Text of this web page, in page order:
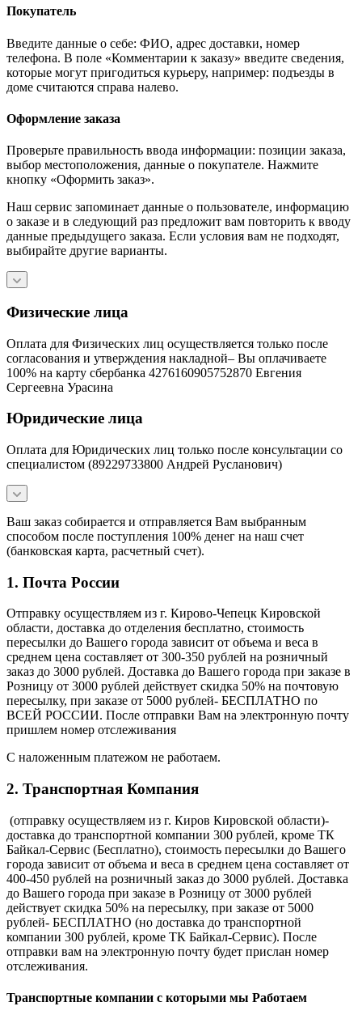
Покупатель
Введите данные о себе: ФИО, адрес доставки, номер
телефона. В поле «Комментарии к заказу» введите сведения,
которые могут пригодиться курьеру, например: подъезды в
доме считаются справа налево.
Оформление заказа
Проверьте правильность ввода информации: позиции заказа,
выбор местоположения, данные о покупателе. Нажмите
кнопку «Оформить заказ».
Наш сервис запоминает данные о пользователе, информацию
о заказе и в следующий раз предложит вам повторить к вводу
данные предыдущего заказа. Если условия вам не подходят,
выбирайте другие варианты.
Физические лица
Оплата для Физических лиц осуществляется только после
согласования и утверждения накладной– Вы оплачиваете
100% на карту сбербанка 4276160905752870 Евгения
Сергеевна Урасина
Юридические лица
Оплата для Юридических лиц только после консультации со
специалистом (89229733800 Андрей Русланович)
Ваш заказ собирается и отправляется Вам выбранным
способом после поступления 100% денег на наш счет
(банковская карта, расчетный счет).
1. Почта России
Отправку осуществляем из г. Кирово-Чепецк Кировской
области, доставка до отделения бесплатно, стоимость
пересылки до Вашего города зависит от объема и веса в
среднем цена составляет от 300-350 рублей на розничный
заказ до 3000 рублей. Доставка до Вашего города при заказе в
Розницу от 3000 рублей действует скидка 50% на почтовую
пересылку, при заказе от 5000 рублей- БЕСПЛАТНО по
ВСЕЙ РОССИИ. После отправки Вам на электронную почту
пришлем номер отслеживания
С наложенным платежом не работаем.
2. Транспортная Компания
(отправку осуществляем из г. Киров Кировской области)-
доставка до транспортной компании 300 рублей, кроме ТК
Байкал-Сервис (Бесплатно), стоимость пересылки до Вашего
города зависит от объема и веса в среднем цена составляет от
400-450 рублей на розничный заказ до 3000 рублей. Доставка
до Вашего города при заказе в Розницу от 3000 рублей
действует скидка 50% на пересылку, при заказе от 5000
рублей- БЕСПЛАТНО (но доставка до транспортной
компании 300 рублей, кроме ТК Байкал-Сервис). После
отправки вам на электронную почту будет прислан номер
отслеживания.
Транспортные компании с которыми мы Работаем